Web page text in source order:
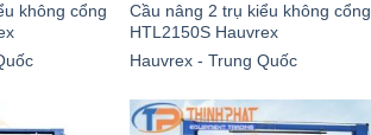
không cổng
Cầu nâng 2 trụ kiểu không cổng
HTL2150S Hauvrex
Hauvrex - Trung Quốc